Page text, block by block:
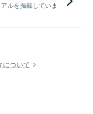
ルを掲載していま
ついて